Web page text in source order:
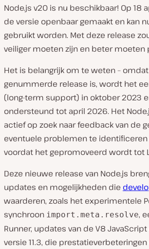
Node.js v20 is nu beschikbaar! Op 18
de versie openbaar gemaakt en kan
gebruikt worden. Met deze release
veiliger moeten zijn en beter moeten
Het is belangrijk om te weten –
genummerde release is, wordt het
(long-term support) in oktober 2023
ondersteund tot april 2026. Het
actief op zoek naar feedback van de
eventuele problemen te
voordat het gepromoveerd wordt tot
Deze nieuwe release van Node.js
updates en mogelijkheden die
waarderen, zoals het experimentele
synchroon import.meta.resolve,
Runner, updates van de V8
versie 11.3, die